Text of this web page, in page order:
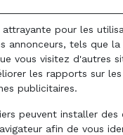
pour les
annonceurs, tels que
vous visitez d'autres
les rapports sur
publicitaires.
peuvent installer des
afin de vous